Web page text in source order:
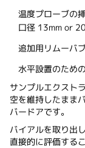
温度プローブの
口径 13mm or
追加用リムーバ
水平設置のため
サンプルエクスト
空を維持したまま
バードアです。
バイアルを取り出
直接的に評価する